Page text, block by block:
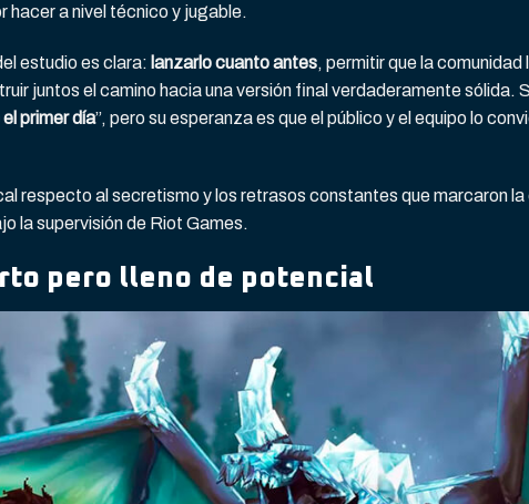
hacer a nivel técnico y jugable.
estudio es clara: lanzarlo cuanto antes, permitir que la comunidad
juntos el camino hacia una versión final verdaderamente sólida.
primer día”, pero su esperanza es que el público y el equipo lo
respecto al secretismo y los retrasos constantes que marcaron
la supervisión de Riot Games.
pero lleno de potencial